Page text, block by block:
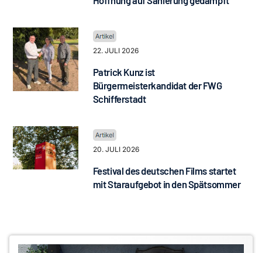
22. JULI 2026
Patrick Kunz ist
Bürgermeisterkandidat der FWG
Schifferstadt
20. JULI 2026
Festival des deutschen Films startet
mit Staraufgebot in den Spätsommer